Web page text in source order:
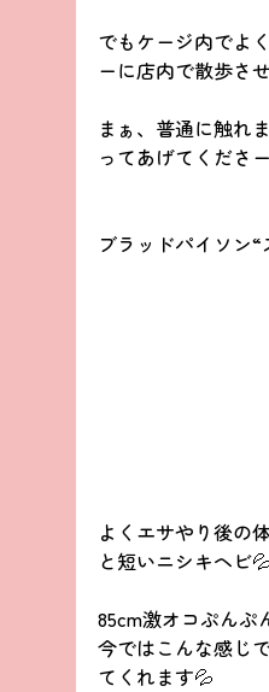
でもケージ内でよ
ーに店内で散歩さ
まぁ、普通に触れ
ってあげてくださ
ブラッドパイソン
よくエサやり後の
と短いニシキヘビ💦
85cm激オコぷん
今ではこんな感じ
てくれます💦